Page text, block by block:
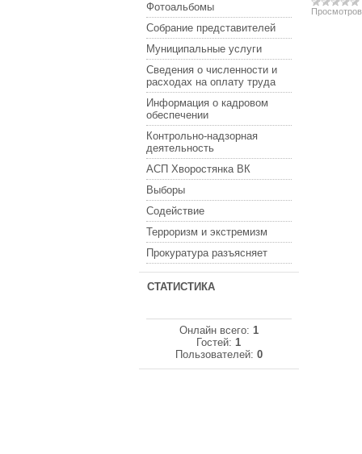
Фотоальбомы
Собрание представителей
Муниципальные услуги
Сведения о численности и
расходах на оплату труда
Информация о кадровом
обеспечении
Контрольно-надзорная
деятельность
АСП Хворостянка ВК
Выборы
Содействие
Терроризм и экстремизм
Прокуратура разъясняет
СТАТИСТИКА
Онлайн всего: 1
Гостей:1
Пользователей: 0